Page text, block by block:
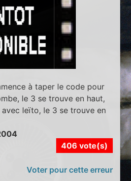
à taper le code pour
le 3 se trouve en haut,
leïto, le 3 se trouve en
406 vote(s)
Voter pour cette erreur